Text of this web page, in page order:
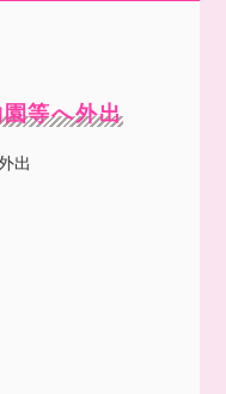
等へ外出